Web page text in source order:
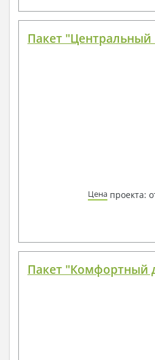
Пакет "Центральный
Цена проекта:
Пакет "Комфортный